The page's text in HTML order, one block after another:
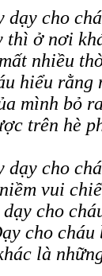
dạy cho
thì ở nơi
nhiều
hiểu rằng
mình bỏ
trên hè
dạy cho
vui
cho
cho
là